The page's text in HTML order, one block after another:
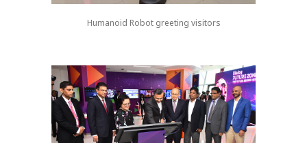
Humanoid Robot greeting visitors